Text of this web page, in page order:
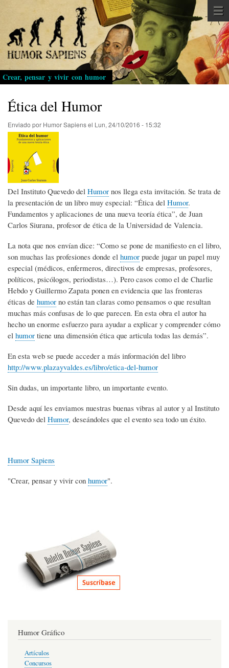
Pasar
al
contenido
principal
Crear, pensar y vivir con humor
Ética del Humor
Enviado por Humor Sapiensel Lun, 24/10/2016 - 15:32
Del Instituto Quevedo del Humor nos llega esta invitación. Se trata de
la presentación de un libro muy especial: “Ética del Humor.
Fundamentos y aplicaciones de una nueva teoría ética”, de Juan
Carlos Siurana, profesor de ética de la Universidad de Valencia.
La nota que nos envían dice: “Como se pone de manifiesto en el libro,
son muchas las profesiones donde el humor puede jugar un papel muy
especial (médicos, enfermeros, directivos de empresas, profesores,
políticos, psicólogos, periodistas…). Pero casos como el de Charlie
Hebdo y Guillermo Zapata ponen en evidencia que las fronteras
éticas de humor no están tan claras como pensamos o que resultan
muchas más confusas de lo que parecen. En esta obra el autor ha
hecho un enorme esfuerzo para ayudar a explicar y comprender cómo
el humor tiene una dimensión ética que articula todas las demás”.
En esta web se puede acceder a más información del libro
http://www.plazayvaldes.es/libro/etica-del-humor
Sin dudas, un importante libro, un importante evento.
Desde aquí les enviamos nuestras buenas vibras al autor y al Instituto
Quevedo del Humor, deseándoles que el evento sea todo un éxito.
Humor Sapiens
"Crear, pensar y vivir con humor".
Humor Gráfico
Artículos
Concursos